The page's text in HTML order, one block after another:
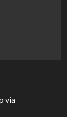
via